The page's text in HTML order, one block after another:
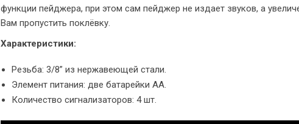
функции пейджера, при этом сам пейджер не издает звуков, а
Вам пропустить поклёвку.
Характеристики:
Резьба: 3/8” из нержавеющей стали.
Элемент питания: две батарейки АА.
Количество сигнализаторов: 4 шт.